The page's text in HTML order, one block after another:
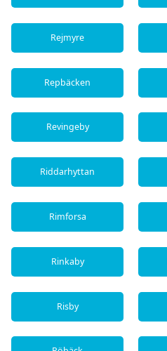
Rejmyre
Repbäcken
Revingeby
Riddarhyttan
Rimforsa
Rinkaby
Risby